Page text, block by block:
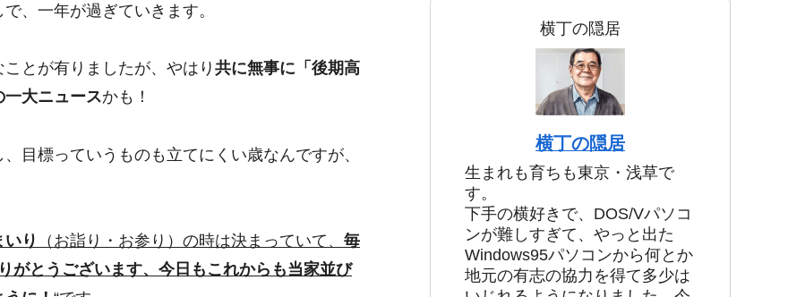
、一年が過ぎていきます。
とが有りましたが、やはり 共に無事に「後期高
大ニュースかも！
目標っていうものも立てにくい歳なんですが、
り （お詣り・お参り）の時は決まっていて、 毎
がとうございます、今日もこれからも当家並び
横丁の隠居
横丁の隠居
生まれも育ちも東京・浅草で
す。
下手の横好きで、DOS/Vパソコ
ンが難しすぎて、やっと出た
Windows95パソコンから何とか
地元の有志の協力を得て多少は